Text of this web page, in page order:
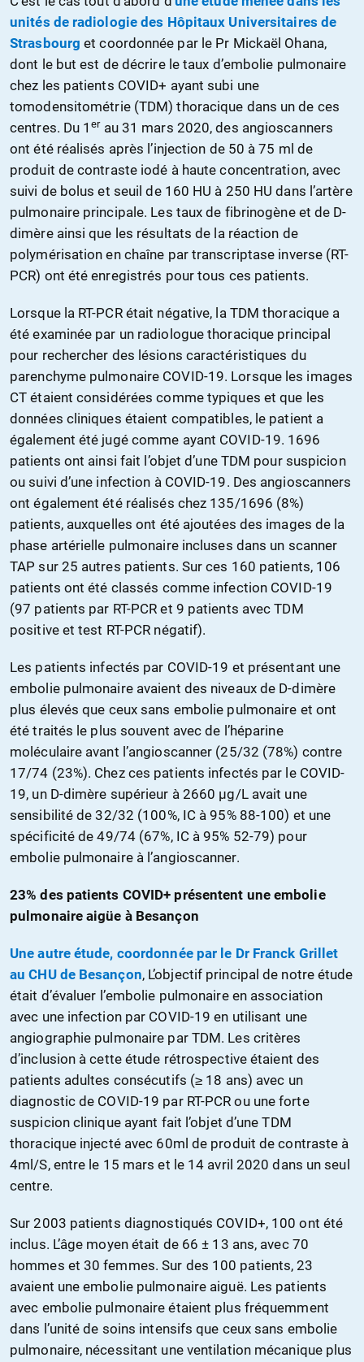
unités de radiologie des Hôpitaux Universitaires de
Strasbourg et coordonnée par le Pr Mickaël Ohana,
dont le but est de décrire le taux d’embolie pulmonaire
chez les patients COVID+ ayant subi une
tomodensitométrie (TDM) thoracique dans un de ces
centres. Du 1erau 31 mars 2020, des angioscanners
ont été réalisés après l’injection de 50 à 75 ml de
produit de contraste iodé à haute concentration, avec
suivi de bolus et seuil de 160 HU à 250 HU dans l’artère
pulmonaire principale. Les taux de fibrinogène et de D-
dimère ainsi que les résultats de la réaction de
polymérisation en chaîne par transcriptase inverse (RT-
PCR) ont été enregistrés pour tous ces patients.
Lorsque la RT-PCR était négative, la TDM thoracique a
été examinée par un radiologue thoracique principal
pour rechercher des lésions caractéristiques du
parenchyme pulmonaire COVID-19. Lorsque les images
CT étaient considérées comme typiques et que les
données cliniques étaient compatibles, le patient a
également été jugé comme ayant COVID-19. 1696
patients ont ainsi fait l’objet d’une TDM pour suspicion
ou suivi d’une infection à COVID-19. Des angioscanners
ont également été réalisés chez 135/1696 (8%)
patients, auxquelles ont été ajoutées des images de la
phase artérielle pulmonaire incluses dans un scanner
TAP sur 25 autres patients. Sur ces 160 patients, 106
patients ont été classés comme infection COVID-19
(97 patients par RT-PCR et 9 patients avec TDM
positive et test RT-PCR négatif).
Les patients infectés par COVID-19 et présentant une
embolie pulmonaire avaient des niveaux de D-dimère
plus élevés que ceux sans embolie pulmonaire et ont
été traités le plus souvent avec de l’héparine
moléculaire avant l’angioscanner (25/32 (78%) contre
17/74 (23%). Chez ces patients infectés par le COVID-
19, un D-dimère supérieur à 2660 µg/L avait une
sensibilité de 32/32 (100%, IC à 95% 88-100) et une
spécificité de 49/74 (67%, IC à 95% 52-79) pour
embolie pulmonaire à l’angioscanner.
23% des patients COVID+ présentent une embolie
pulmonaire aigüe à Besançon
Une autre étude, coordonnée par le Dr Franck Grillet
au CHU de Besançon, L’objectif principal de notre étude
était d’évaluer l’embolie pulmonaire en association
avec une infection par COVID-19 en utilisant une
angiographie pulmonaire par TDM. Les critères
d’inclusion à cette étude rétrospective étaient des
patients adultes consécutifs (≥ 18 ans) avec un
diagnostic de COVID-19 par RT-PCR ou une forte
suspicion clinique ayant fait l’objet d’une TDM
thoracique injecté avec 60ml de produit de contraste à
4ml/S, entre le 15 mars et le 14 avril 2020 dans un seul
centre.
Sur 2003 patients diagnostiqués COVID+, 100 ont été
inclus. L’âge moyen était de 66 ± 13 ans, avec 70
hommes et 30 femmes. Sur des 100 patients, 23
avaient une embolie pulmonaire aiguë. Les patients
avec embolie pulmonaire étaient plus fréquemment
dans l’unité de soins intensifs que ceux sans embolie
pulmonaire, nécessitant une ventilation mécanique plus